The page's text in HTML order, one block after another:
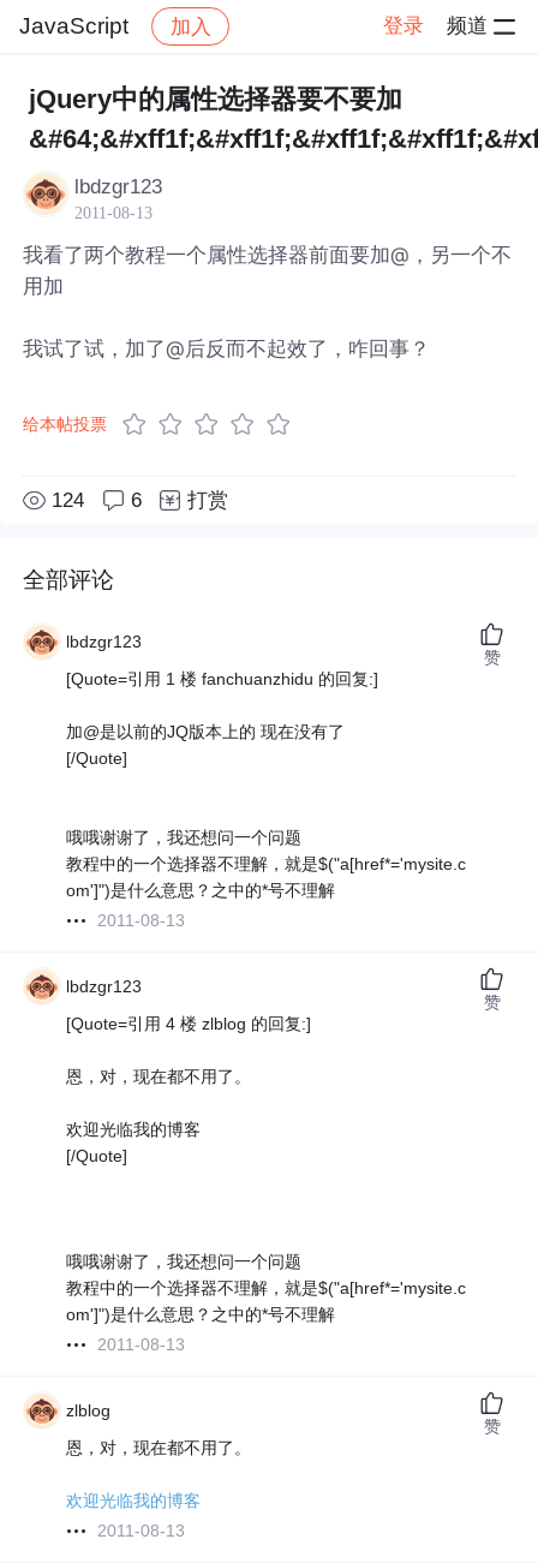
JavaScript 加入 登录 频道
社区 JavaScript 帖子详情
jQuery中的属性选择器要不要加
lbdzgr123
2011-08-13
我看了两个教程一个属性选择器前面要加@，另一个不
用加
我试了试，加了@后反而不起效了，咋回事？
给本帖投票
124 6 打赏
全部评论
lbdzgr123
[Quote=引用 1 楼 fanchuanzhidu 的回复:]
加@是以前的JQ版本上的 现在没有了
[/Quote]
哦哦谢谢了，我还想问一个问题
教程中的一个选择器不理解，就是$("a[href*='mysite.c
om']")是什么意思？之中的*号不理解
2011-08-13
赞
lbdzgr123
[Quote=引用 4 楼 zlblog 的回复:]
恩，对，现在都不用了。
欢迎光临我的博客
[/Quote]
哦哦谢谢了，我还想问一个问题
教程中的一个选择器不理解，就是$("a[href*='mysite.c
om']")是什么意思？之中的*号不理解
2011-08-13
赞
zlblog
恩，对，现在都不用了。
欢迎光临我的博客
2011-08-13
赞